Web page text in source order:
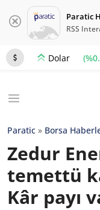
Paratic
RSS
Dolar
Paratic » Borsa
Zedur
temettü
Kâr payı